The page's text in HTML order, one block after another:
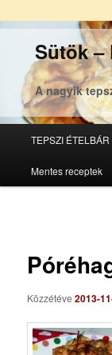
Sütök –
A nagyik
Tovább
az
Tovább
a
TEPSZI ÉTELBÁR
Mentes receptek
Közzétéve2013-